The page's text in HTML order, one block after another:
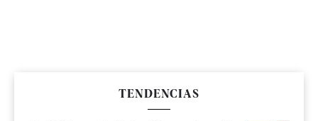
TENDENCIAS